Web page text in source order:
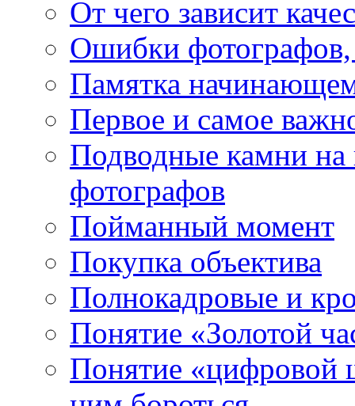
От чего зависит
Ошибки
Памятка
Первое и самое
Подводные камни
фотографов
Пойманный момент
Покупка объектива
Полнокадровые и
Понятие «Золотой
Понятие «цифровой